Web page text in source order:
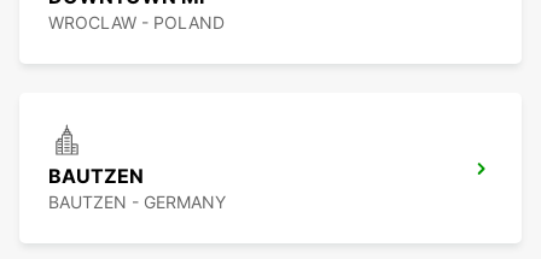
WROCLAW - POLAND
BAUTZEN
BAUTZEN - GERMANY